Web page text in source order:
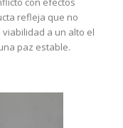
refleja que no
a un alto el
paz estable.